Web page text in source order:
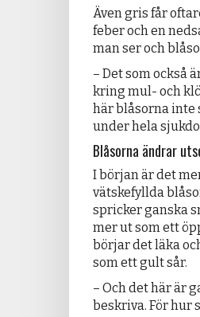
Även gris får
feber och en
man ser och
– Det som också
kring mul- och
här blåsorna inte
under hela
Blåsorna ändrar
I början är det
vätskefyllda
spricker ganska
mer ut som ett
börjar det läka
som ett gult sår.
– Och det här är
beskriva. För hur